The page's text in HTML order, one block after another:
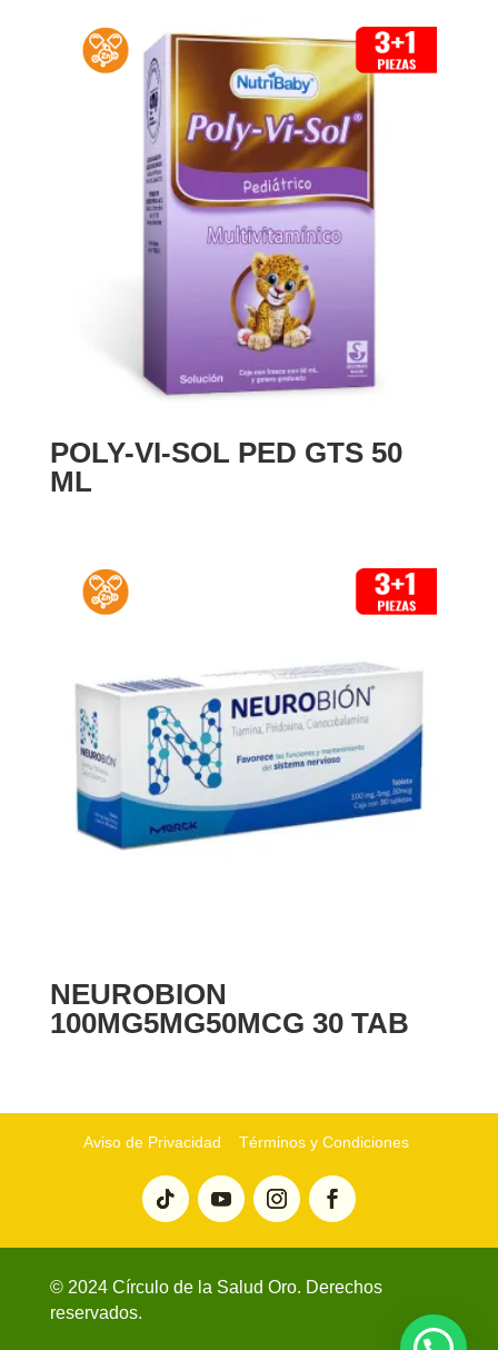
POLY-VI-SOL PED GTS 50
ML
NEUROBION
100MG5MG50MCG 30 TAB
Aviso de Privacidad Términos y Condiciones
© 2024 Círculo de la Salud Oro. Derechos
reservados.